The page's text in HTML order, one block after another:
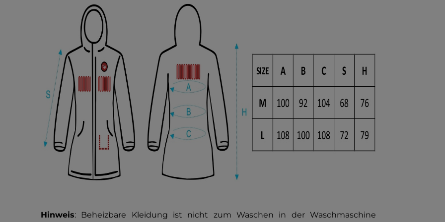
Hinweis: Beheizbare Kleidung ist nicht zum Waschen in der Waschmaschine